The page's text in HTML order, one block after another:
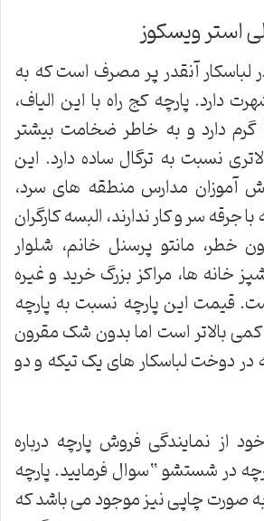
لباسکار آنقدر پر مصرف است که به
دارد. پارچه کج راه با این الیاف،
گرماژی معادل ٢٨٠ گرم دارد و به خاطر ضخامت بیشتر
نسبت به ترگال ساده دارد. این
آموزان مدارس منطقه های سرد،
جرقه سر و کار ندارند، البسه کارگران
خطر، مانتو پرسنل خانم، شلوار
خانه ها، مراکز بزرگ خرید و غیره
قیمت این پارچه نسبت به پارچه
بالاتر است اما بدون شک مقرون
در دوخت لباسکار های یک تیکه و دو
از نمایندگی فروش پارچه درباره
در شستشو “سوال فرمایید. پارچه
به صورت چاپی نیز موجود می باشد که